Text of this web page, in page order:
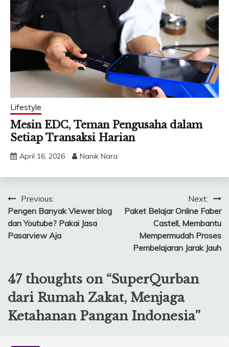
Lifestyle
Mesin EDC, Teman Pengusaha dalam
Setiap Transaksi Harian
April 16, 2026 Nanik Nara
Post
navigation
Previous:
Pengen Banyak Viewer blog
dan Youtube? Pakai Jasa
Pasarview Aja
Next:
Paket Belajar Online Faber
Castell, Membantu
Mempermudah Proses
Pembelajaran Jarak Jauh
47 thoughts on “SuperQurban
dari Rumah Zakat, Menjaga
Ketahanan Pangan Indonesia”